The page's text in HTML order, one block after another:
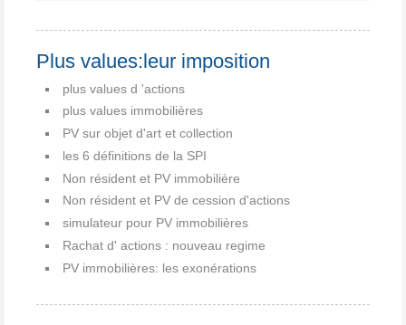
Plus values:leur imposition
plus values d 'actions
plus values immobilières
PV sur objet d'art et collection
les 6 définitions de la SPI
Non résident et PV immobilière
Non résident et PV de cession d'actions
simulateur pour PV immobilières
Rachat d' actions : nouveau regime
PV immobilières: les exonérations